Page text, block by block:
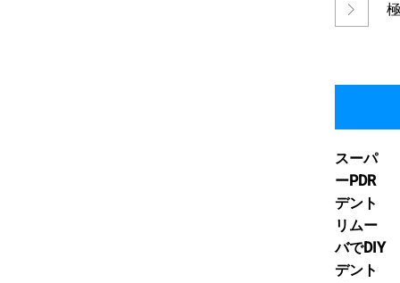
スーパ
ーPDR
デント
リムー
バでDIY
デント